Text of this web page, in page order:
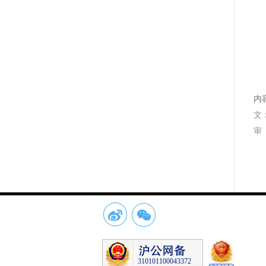
内
文
审
310101100043372